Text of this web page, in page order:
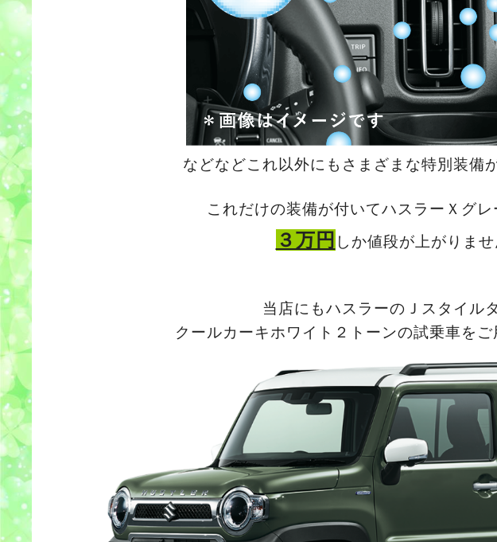
などなどこれ以外にもさまざまな特別装備
これだけの装備が付いてハスラーＸグレ
３万円 しか値段が上がりませ
当店にもハスラーのＪスタイル
クールカーキホワイト２トーンの試乗車をご